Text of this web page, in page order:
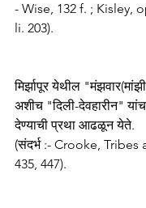
- Wise, 132 f. ; Kisley,
li. 203).
मिर्झापूर येथील
अशीच "दिली-देवहारीन"
देण्याची प्रथा आढळून येते.
(संदर्भ :- Crooke, Tribes
435, 447).